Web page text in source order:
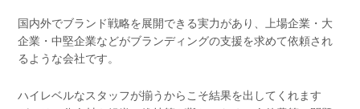
国内外でブランド戦略を展開できる実力があり、上場企業・大
企業・中堅企業などがブランディングの支援を求めて依頼され
るような会社です。
ハイレベルなスタッフが揃うからこそ結果を出してくれます